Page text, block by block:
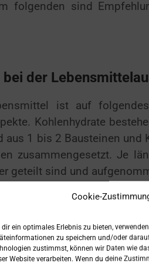
Cookie-
dir ein optimales Erlebnis zu bieten,
zu speichern und/oder
zustimmst, können wir Daten wie
Website verarbeiten. Wenn du deine
folgenden sind
der
ist auf
Kohlenhydrate
1 bis 2 Bausteinen und
zusammengesetzt. Je
geteilt sind und
und geringere
langsam ins Blut. Für die
den Glykämischen
langsam ansteigenden